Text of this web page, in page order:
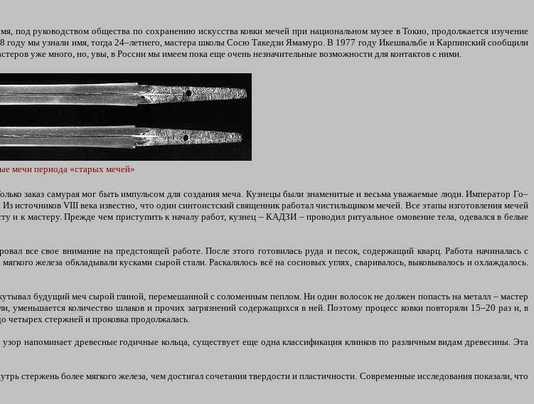
под руководством общества по сохранению искусства ковки мечей при национальном музее в Токио, продолжается изучение
году мы узнали имя, тогда 24–летнего, мастера школы Сосю Такедзи Ямамуро. В 1977 году Икешвальбе и Карпинский сообщили
уже много, но, увы, в России мы имеем пока еще очень незначительные возможности для контактов с ними.
мечи периода «старых мечей»
заказ самурая мог быть импульсом для создания меча. Кузнецы были знаменитые и весьма уважаемые люди. Император Го–
источников VIII века известно, что один синтоистский священник работал чистильщиком мечей. Все этапы изготовления мечей
к мастеру. Прежде чем приступить к началу работ, кузнец – КАДЗИ – проводил ритуальное омовение тела, одевался в белые
все свое внимание на предстоящей работе. После этого готовилась руда и песок, содержащий кварц. Работа начиналась с
железа обкладывали кусками сырой стали. Раскалялось всё на сосновых углях, сваривалось, выковывалось и охлаждалось.
будущий меч сырой глиной, перемешанной с соломенным пеплом. Ни один волосок не должен попасть на металл – мастер
уменьшается количество шлаков и прочих загрязнений содержащихся в ней. Поэтому процесс ковки повторяли 15–20 раз и, в
четырех стержней и проковка продолжалась.
напоминает древесные годичные кольца, существует еще одна классификация клинков по различным видам древесины. Эта
стержень более мягкого железа, чем достигал сочетания твердости и пластичности. Современные исследования показали, что